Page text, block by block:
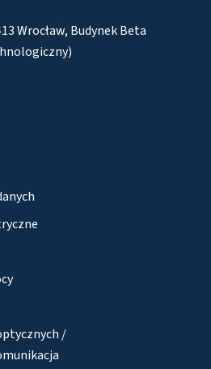
Wrocław, Budynek Beta
/